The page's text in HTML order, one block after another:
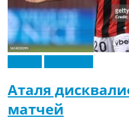
Аталя
матчей